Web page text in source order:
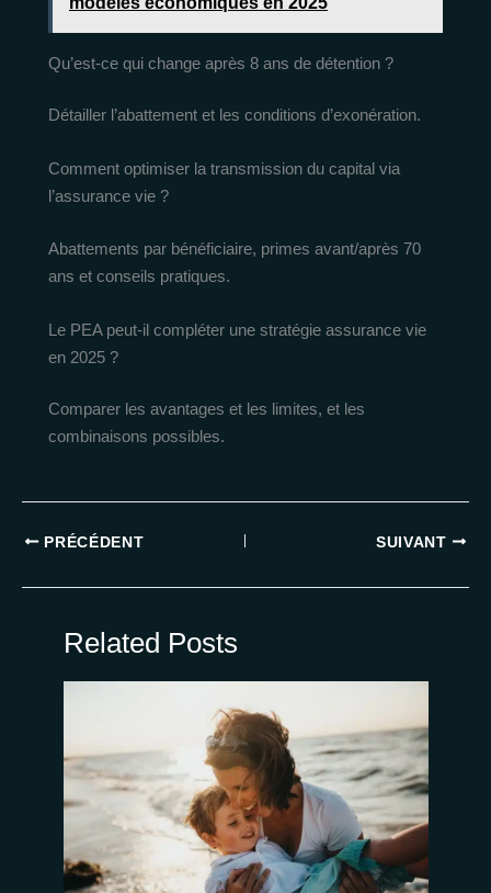
Qu’est-ce qui change après 8 ans de détention ?
Détailler l’abattement et les conditions d’exonération.
Comment optimiser la transmission du capital via
l’assurance vie ?
Abattements par bénéficiaire, primes avant/après 70
ans et conseils pratiques.
Le PEA peut-il compléter une stratégie assurance vie
en 2025 ?
Comparer les avantages et les limites, et les
combinaisons possibles.
PRÉCÉDENT SUIVANT
Related Posts